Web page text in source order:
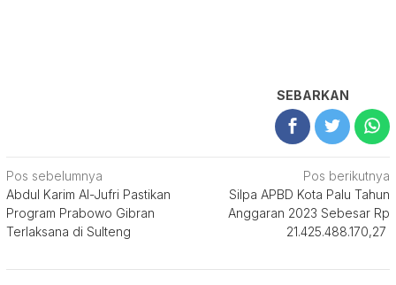
SEBARKAN
Navigasi
pos
Pos sebelumnya
Abdul Karim Al-Jufri Pastikan
Program Prabowo Gibran
Terlaksana di Sulteng
Pos berikutnya
Silpa APBD Kota Palu Tahun
Anggaran 2023 Sebesar Rp
21.425.488.170,27